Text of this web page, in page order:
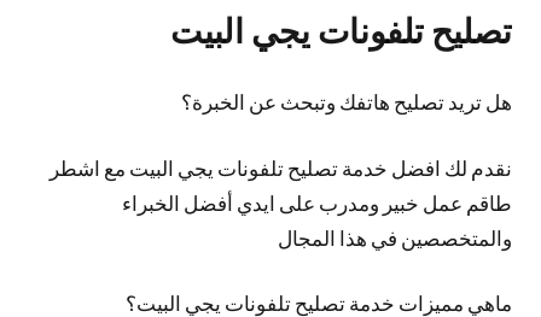
تصليح تلفونات يجي البيت
هل تريد تصليح هاتفك وتبحث عن الخبرة؟
نقدم لك افضل خدمة تصليح تلفونات يجي البيت مع اشطر
طاقم عمل خبير ومدرب على ايدي أفضل الخبراء
والمتخصصين في هذا المجال
ماهي مميزات خدمة تصليح تلفونات يجي البيت؟